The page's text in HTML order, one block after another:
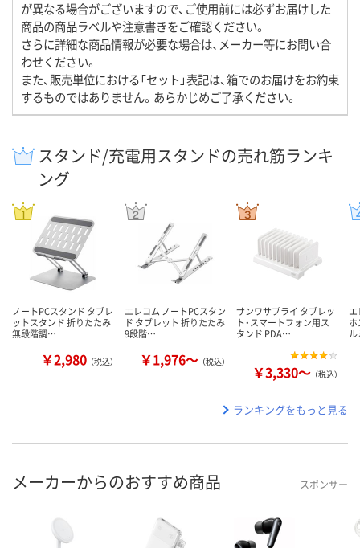
が異なる場合がございますので、ご使用前には必ずお届けした
商品の商品ラベルや注意書きをご確認ください。
さらに詳細な商品情報が必要な場合は、メーカー等にお問い合
わせください。
また、販売単位における「セット」表記は、箱でのお届けをお約束
するものではありません。あらかじめご了承ください。
スタンド/充電用スタンドの売れ筋ランキ
ング
ノートPCスタンド タブレ
ットスタンド 折りたたみ
無段階調…
￥2,980 （税込）
エレコム ノートPCスタン
ド タブレット 折りたたみ
9段階…
￥1,976～ （税込）
サンワサプライ タブレッ
ト・スマートフォン用ス
タンド PDA…
￥3,330～ （税込）
ランキングをもっと見る
メーカーからのおすすめ商品 スポンサー